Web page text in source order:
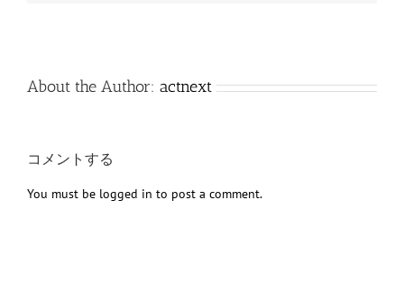
About the Author: actnext
コメントする
You must be logged in to post a comment.